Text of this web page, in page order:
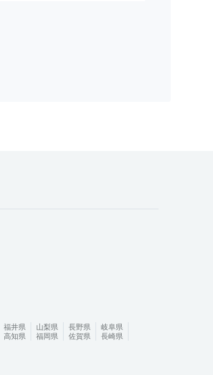
福井県 山梨県 長野県
岐阜県
高知県 福岡県 佐賀県
長崎県